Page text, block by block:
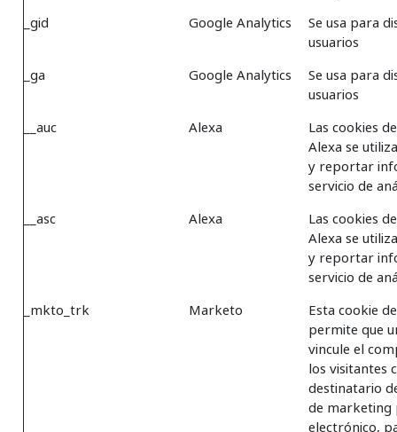
_gid
Google Analytics
Se usa para
usuarios
_ga
Google Analytics
Se usa para
usuarios
__auc
Alexa
Las cookies
Alexa se
y reportar
servicio de
__asc
Alexa
Las cookies
Alexa se
y reportar
servicio de
_mkto_trk
Marketo
Esta cookie
permite que
vincule el
los visitantes
destinatario
de
electrónico,